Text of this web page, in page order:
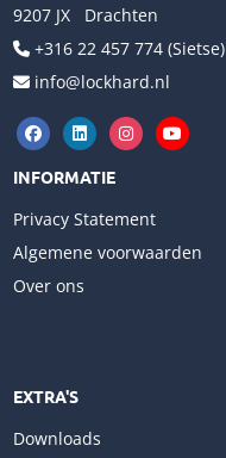
9207 JX Drachten
+316 22 457 774 (Sietse)
info@lockhard.nl
INFORMATIE
Privacy Statement
Algemene voorwaarden
Over ons
EXTRA'S
Downloads